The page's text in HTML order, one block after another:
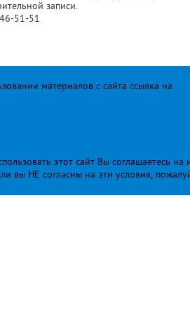
записи.
51-51
материалов с сайта ссылка на
этот сайт Вы соглашаетесь
вы НЕ согласны на эти условия,